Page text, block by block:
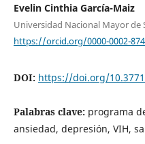
Evelin Cinthia García-Maiz
Universidad Nacional Mayor de
https://orcid.org/0000-0002-
DOI: https://doi.org/
Palabras clave: programa
ansiedad, depresión, VIH,